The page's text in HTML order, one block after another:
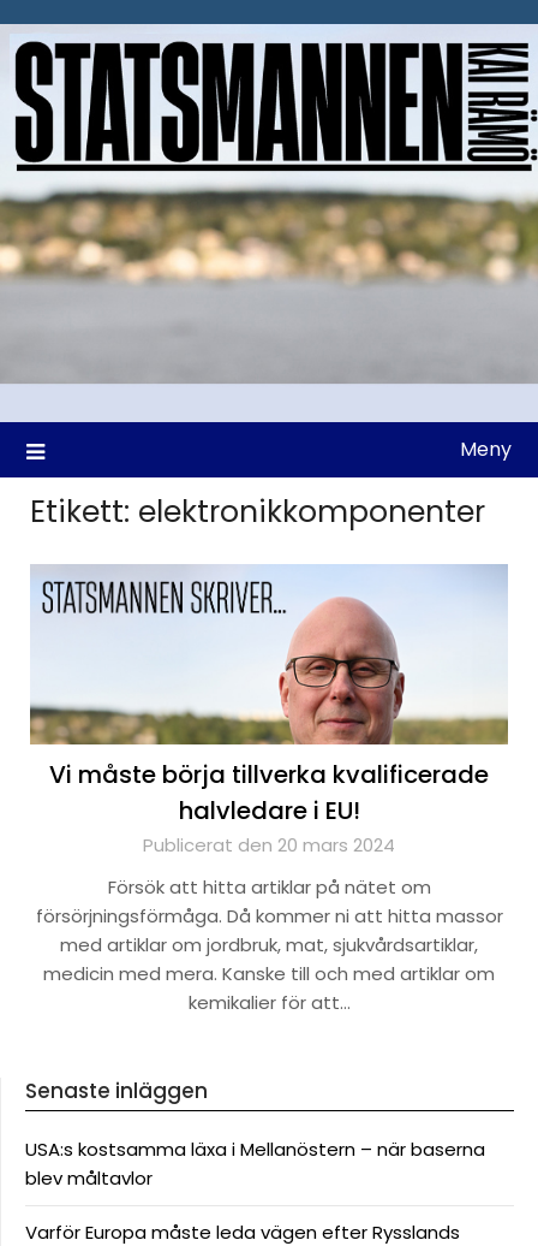
till
Meny
Etikett: elektronikkomponenter
Vi måste börja tillverka kvalificerade
halvledare i EU!
Publicerat den 20 mars 2024
Försök att hitta artiklar på nätet om
försörjningsförmåga. Då kommer ni att hitta massor
med artiklar om jordbruk, mat, sjukvårdsartiklar,
medicin med mera. Kanske till och med artiklar om
kemikalier för att…
Senaste inläggen
USA:s kostsamma läxa i Mellanöstern – när baserna
blev måltavlor
Varför Europa måste leda vägen efter Rysslands